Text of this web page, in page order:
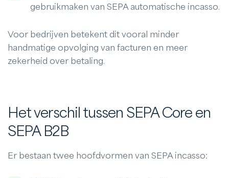
gebruikmaken van SEPA automatische incasso.
Voor bedrijven betekent dit vooral minder
handmatige opvolging van facturen en meer
zekerheid over betaling.
Het verschil tussen SEPA Core en
SEPA B2B
Er bestaan twee hoofdvormen van SEPA incasso: